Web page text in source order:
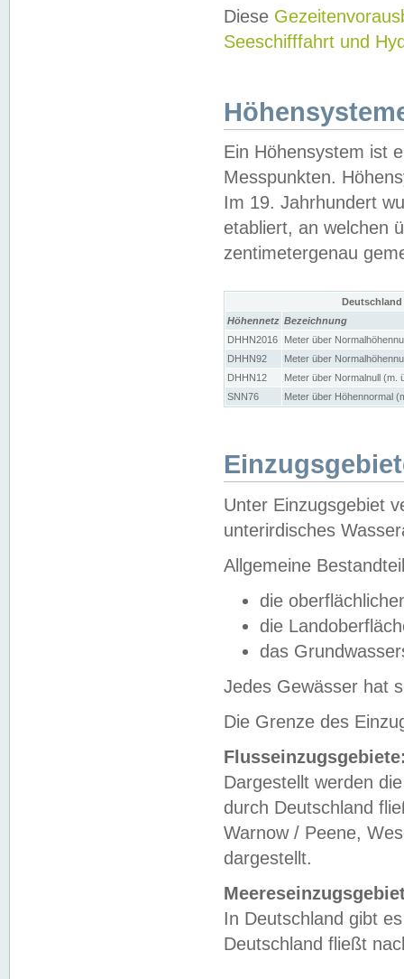
Diese
Seeschifffahrt und
Ein Höhensystem ist
Messpunkten.
Im 19. Jahrhundert
etabliert, an welchen
zentimetergenau
Höhennetz Bezeichnung
DHHN2016
Meter über
DHHN92
Meter über
DHHN12
Meter über Normalnull (m.
SNN76
Meter über Höhennormal
Unter Einzugsgebiet
unterirdisches
Allgemeine
die
die
das
Jedes Gewässer hat
Die Grenze des
Dargestellt werden
durch Deutschland
Warnow / Peene,
dargestellt.
In Deutschland gibt
Deutschland fließt